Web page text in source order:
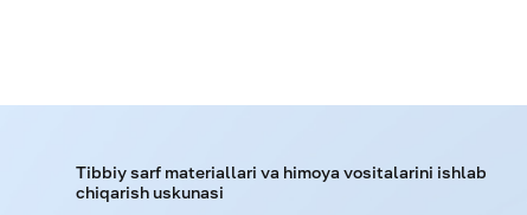
Tibbiy sarf materiallari va himoya vositalarini ishlab
chiqarish uskunasi